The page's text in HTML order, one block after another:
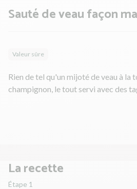
Sauté de veau façon
Valeur sûre
Rien de tel qu'un mijoté de veau à la
champignon, le tout servi avec des
La recette
Étape 1